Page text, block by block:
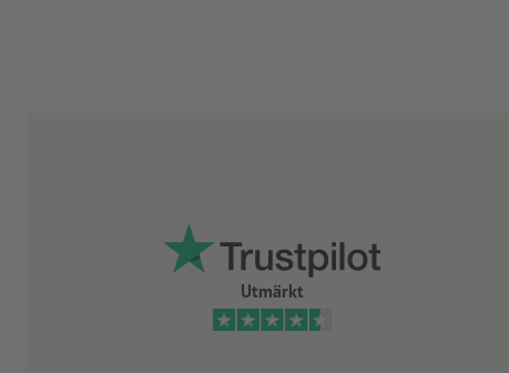
Utmärkt